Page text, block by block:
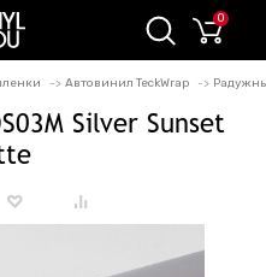
0
Автовинил TeckWrap
Silver Sunset